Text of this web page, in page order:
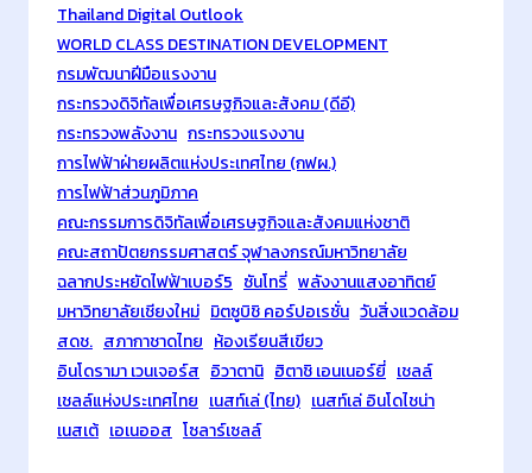
Thailand Digital Outlook
WORLD CLASS DESTINATION DEVELOPMENT
กรมพัฒนาฝีมือแรงงาน
กระทรวงดิจิทัลเพื่อเศรษฐกิจและสังคม (ดีอี)
กระทรวงพลังงาน กระทรวงแรงงาน
การไฟฟ้าฝ่ายผลิตแห่งประเทศไทย (กฟผ.)
การไฟฟ้าส่วนภูมิภาค
คณะกรรมการดิจิทัลเพื่อเศรษฐกิจและสังคมแห่งชาติ
คณะสถาปัตยกรรมศาสตร์ จุฬาลงกรณ์มหาวิทยาลัย
ฉลากประหยัดไฟฟ้าเบอร์5 ซันโทรี่ พลังงานแสงอาทิตย์
มหาวิทยาลัยเชียงใหม่ มิตซูบิชิ คอร์ปอเรชั่น วันสิ่งแวดล้อม
สดช. สภากาชาดไทย ห้องเรียนสีเขียว
อินโดรามา เวนเจอร์ส อิวาตานิ ฮิตาชิ เอนเนอร์ยี่ เชลล์
เชลล์แห่งประเทศไทย เนสท์เล่ (ไทย) เนสท์เล่ อินโดไชน่า
เนสเต้ เอเนออส โซลาร์เซลล์